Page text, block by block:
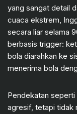
yang sangat detail
cuaca ekstrem,
secara liar selama
berbasis trigger:
bola diarahkan ke
menerima bola
Pendekatan
agresif, tetapi tidak